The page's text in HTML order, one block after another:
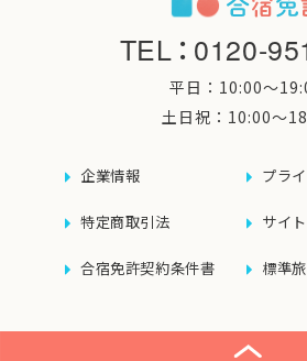
TEL：0120-
平日：10:00〜
土日祝：10:00〜
企業情報 プラ
特定商取引法 サイ
合宿免許契約条件書 標準